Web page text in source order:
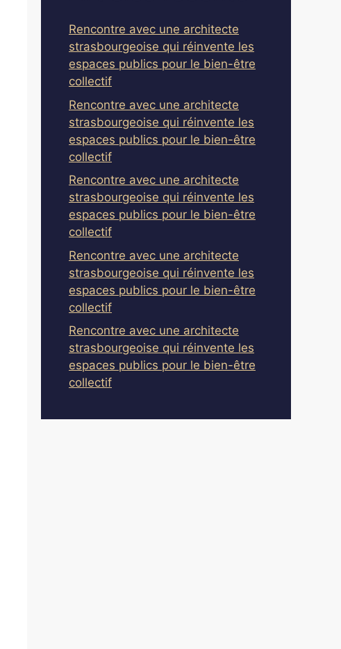
Rencontre avec une architecte
strasbourgeoise qui réinvente les
espaces publics pour le bien-être
collectif
Rencontre avec une architecte
strasbourgeoise qui réinvente les
espaces publics pour le bien-être
collectif
Rencontre avec une architecte
strasbourgeoise qui réinvente les
espaces publics pour le bien-être
collectif
Rencontre avec une architecte
strasbourgeoise qui réinvente les
espaces publics pour le bien-être
collectif
Rencontre avec une architecte
strasbourgeoise qui réinvente les
espaces publics pour le bien-être
collectif